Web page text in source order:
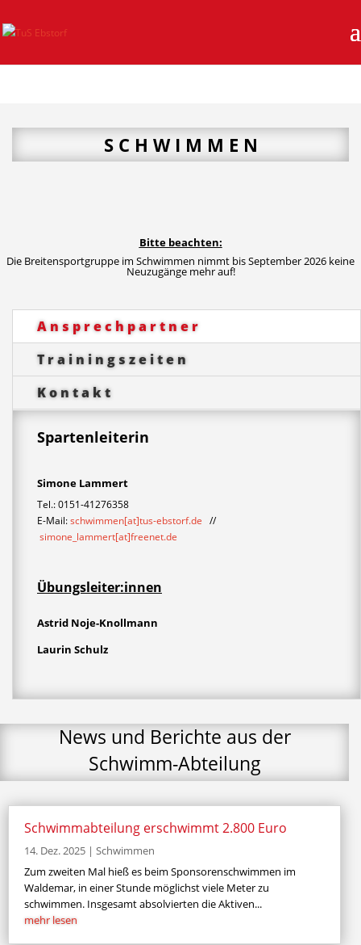
S C H W I M M E N
Bitte beachten:
Die Breitensportgruppe im Schwimmen nimmt bis September 2026 keine
Neuzugänge mehr auf!
Ansprechpartner
Trainingszeiten
Kontakt
Spartenleiterin
Simone Lammert
Tel.: 0151-41276358
E-Mail:schwimmen[at]tus-ebstorf.de //
simone_lammert[at]freenet.de
Übungsleiter:innen
Astrid Noje-Knollmann
Laurin Schulz
News und Berichte aus der
Schwimm-Abteilung
Schwimmabteilung erschwimmt 2.800 Euro
14. Dez. 2025 | Schwimmen
Zum zweiten Mal hieß es beim Sponsorenschwimmen im
Waldemar, in einer Stunde möglichst viele Meter zu
schwimmen. Insgesamt absolvierten die Aktiven...
mehr lesen